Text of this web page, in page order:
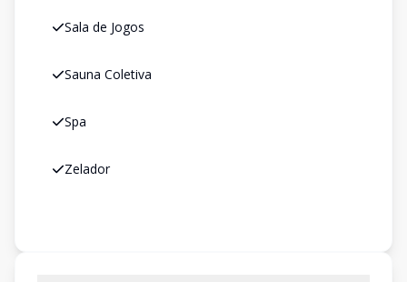
Sala de Jogos
Sauna Coletiva
Spa
Zelador